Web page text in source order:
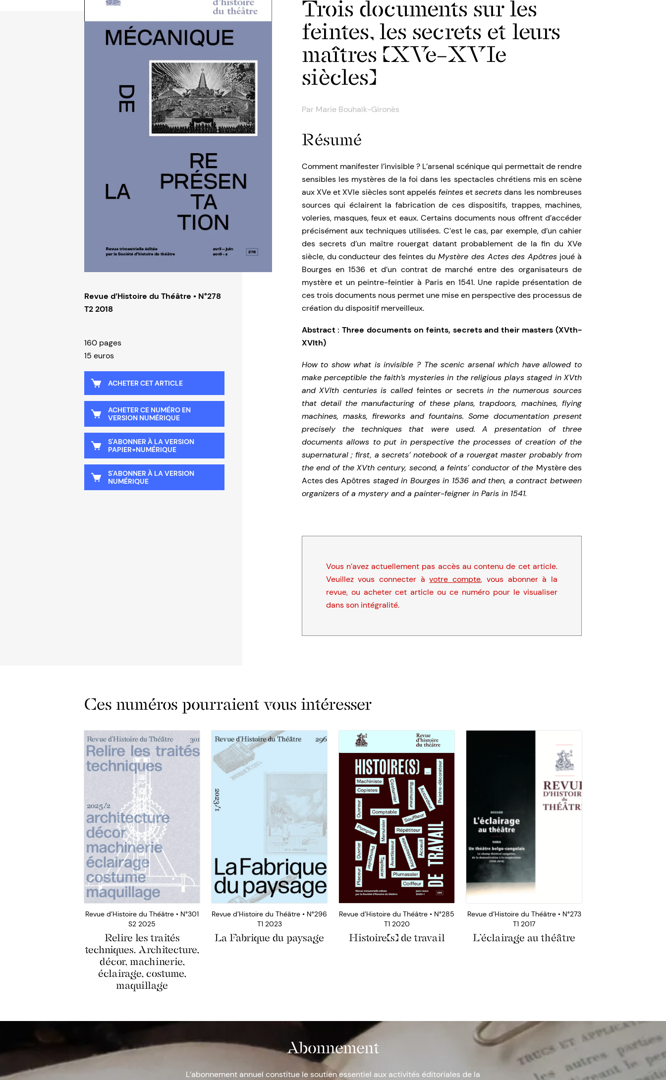
Revue d’Histoire du Théâtre • N°278
T2 2018
160 pages
15 euros
ACHETER CET ARTICLE
ACHETER CE NUMÉRO EN
VERSION NUMÉRIQUE
S'ABONNER À LA VERSION
PAPIER+NUMÉRIQUE
S'ABONNER À LA VERSION
NUMÉRIQUE
Trois documents sur les
feintes, les secrets et leurs
maîtres (XVe–XVIe
siècles)
Par Marie Bouhaïk-Gironès
Résumé
Comment manifester l’invisible ? L’arsenal scénique qui permettait de rendre
sensibles les mystères de la foi dans les spectacles chrétiens mis en scène
aux XVe et XVIe siècles sont appelés feintesetsecretsdans les nombreuses
sources qui éclairent la fabrication de ces dispositifs, trappes, machines,
voleries, masques, feux et eaux. Certains documents nous offrent d’accéder
précisément aux techniques utilisées. C’est le cas, par exemple, d’un cahier
des secrets d’un maître rouergat datant probablement de la fin du XVe
siècle, du conducteur des feintes du Mystère des Actes des Apôtres joué à
Bourges en 1536 et d’un contrat de marché entre des organisateurs de
mystère et un peintre-feintier à Paris en 1541. Une rapide présentation de
ces trois documents nous permet une mise en perspective des processus de
création du dispositif merveilleux.
Abstract : Three documents on feints, secrets and their masters (XVth-
XVIth)
How to show what is invisible ? The scenic arsenal which have allowed to
make perceptible the faith’s mysteries in the religious plays staged in XVth
and XVIth centuries is called feintesor secretsin the numerous sources
that detail the manufacturing of these plans, trapdoors, machines, flying
machines, masks, fireworks and fountains. Some documentation present
precisely the techniques that were used. A presentation of three
documents allows to put in perspective the processes of creation of the
supernatural ; first, a secrets’ notebook of a rouergat master probably from
the end of the XVth century, second, a feints’ conductor of the Mystère des
Actes des Apôtresstaged in Bourges in 1536 and then, a contract between
organizers of a mystery and a painter-feigner in Paris in 1541.
Vous n’avez actuellement pas accès au contenu de cet article.
Veuillez vous connecter àvotre compte, vous abonner à la
revue, ou acheter cet article ou ce numéro pour le visualiser
dans son intégralité.
Ces numéros pourraient vous intéresser
Revue d’Histoire du Théâtre • N°301
S2 2025
Relire les traités
techniques. Architecture,
décor, machinerie,
éclairage, costume,
maquillage
Revue d’Histoire du Théâtre • N°296
T1 2023
La Fabrique du paysage
Revue d’Histoire du Théâtre • N°285
T1 2020
Histoire(s) de travail
Revue d’Histoire du Théâtre • N°273
T1 2017
L’éclairage au théâtre
Abonnement
L’abonnement annuel constitue le soutien essentiel aux activités éditoriales de la